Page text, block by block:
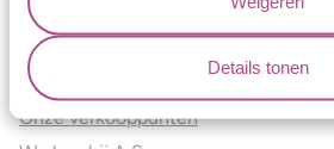
Details tonen
Kwaliteit
Juweliers & Contact
Onze verkooppunten